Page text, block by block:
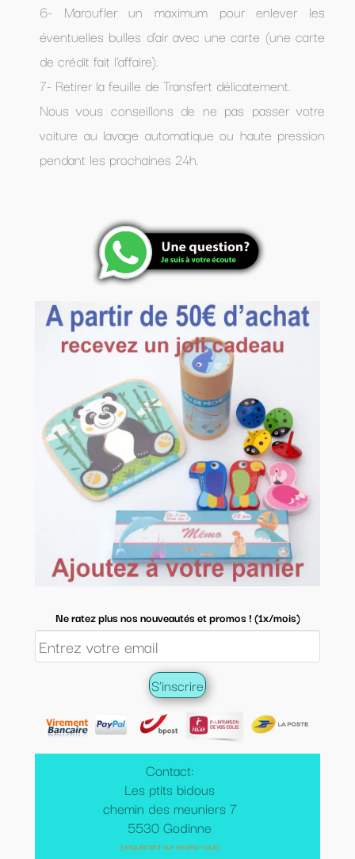
Contact:
Les ptits bidous
chemin des meuniers 7
5530 Godinne
(uniquement sur rendez-vous)
Ne ratez plus nos nouveautés et promos ! (1x/mois)
6- Maroufler un maximum pour enlever les
éventuelles bulles d'air avec une carte (une carte
de crédit fait l'affaire).
7- Retirer la feuille de Transfert délicatement.
Nous vous conseillons de ne pas passer votre
voiture au lavage automatique ou haute pression
pendant les prochaines 24h.